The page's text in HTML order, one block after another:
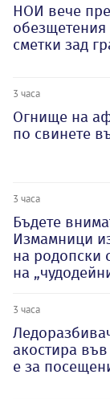
НОИ вече
сметки зад
3 часа
Огнище на
по свинете
3 часа
Бъдете
Измамници
на родопски
на
3 часа
акостира
е за